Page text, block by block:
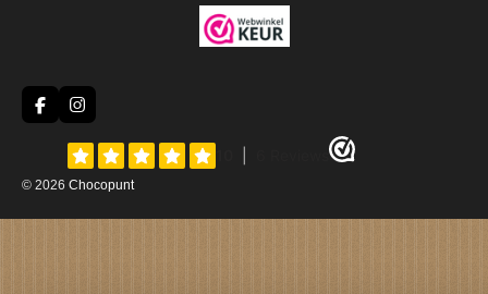
F
a
b
o
I
n
s
t
a
g
© 2026 Chocopunt